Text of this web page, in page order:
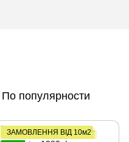
По популярности
ЗАМОВЛЕННЯ ВІД 10м2